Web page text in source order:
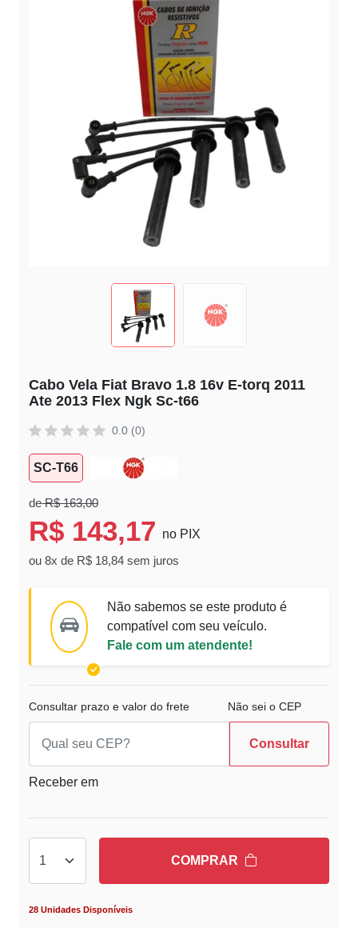
Cabo Vela Fiat Bravo 1.8 16v E-torq 2011
Ate 2013 Flex Ngk Sc-t66
0.0 (0)
SC-T66
deR$ 163,00
R$ 143,17 no PIX
ou 8x de R$ 18,84 sem juros
Não sabemos se este produto é
compatível com seu veículo.
Fale com um atendente!
Consultar prazo e valor do frete Não sei o CEP
Consultar
Receber em
COMPRAR
28 Unidades Disponíveis